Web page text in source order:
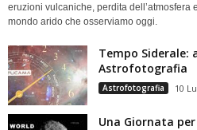
eruzioni vulcaniche, perdita dell’atmosfera
mondo arido che osserviamo oggi.
Tempo Siderale:
Astrofotografia
Astrofotografia 10
Una Giornata